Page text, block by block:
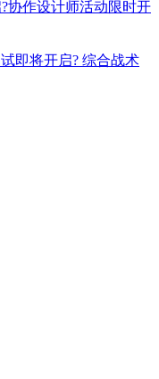
协作设计师活动限时开
即将开启? 综合战术